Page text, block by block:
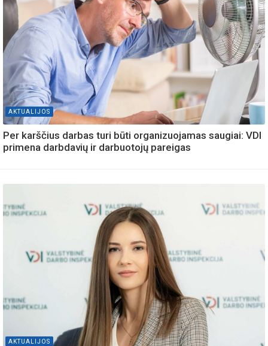
AKTUALIJOS
Per karščius darbas turi būti organizuojamas saugiai: VDI
primena darbdavių ir darbuotojų pareigas
AKTUALIJOS